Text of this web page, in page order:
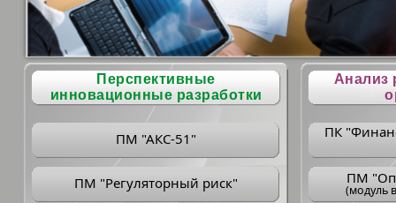
Перспективные
инновационные разработки
ПМ "АКС-51"
ПМ "Регуляторный риск"
Анализ
ПК
ПM
(модуль